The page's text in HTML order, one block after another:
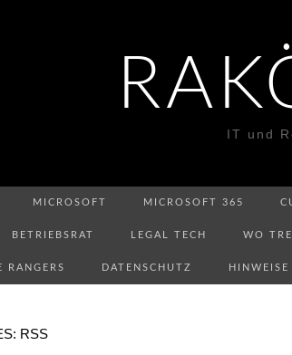
IT und
MICROSOFT MICROSOFT 365
BETRIEBSRAT LEGAL TECH WO
RANGERS DATENSCHUTZ HINWEISE
RSS